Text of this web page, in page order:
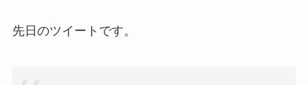
先日のツイートです。